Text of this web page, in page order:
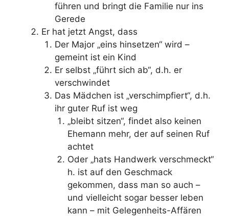
führen und bringt die Familie nur ins
Gerede
Er hat jetzt Angst, dass
Der Major „eins hinsetzen“ wird –
gemeint ist ein Kind
Er selbst „führt sich ab“, d.h. er
verschwindet
Das Mädchen ist „verschimpfiert“, d.h.
ihr guter Ruf ist weg
„bleibt sitzen“, findet also keinen
Ehemann mehr, der auf seinen Ruf
achtet
Oder „hats Handwerk verschmeckt“
h. ist auf den Geschmack
gekommen, dass man so auch –
und vielleicht sogar besser leben
kann – mit Gelegenheits-Affären